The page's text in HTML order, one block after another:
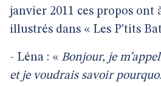
janvier 2011 ces propos ont
illustrés dans « Les P’tits
- Léna : « Bonjour, je
et je voudrais savoir